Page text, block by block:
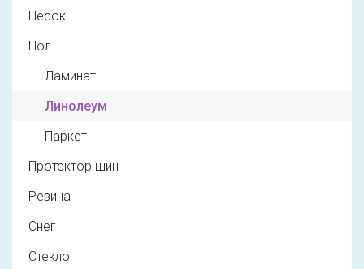
Песок
Пол
Ламинат
Линолеум
Паркет
Протектор шин
Резина
Снег
Стекло